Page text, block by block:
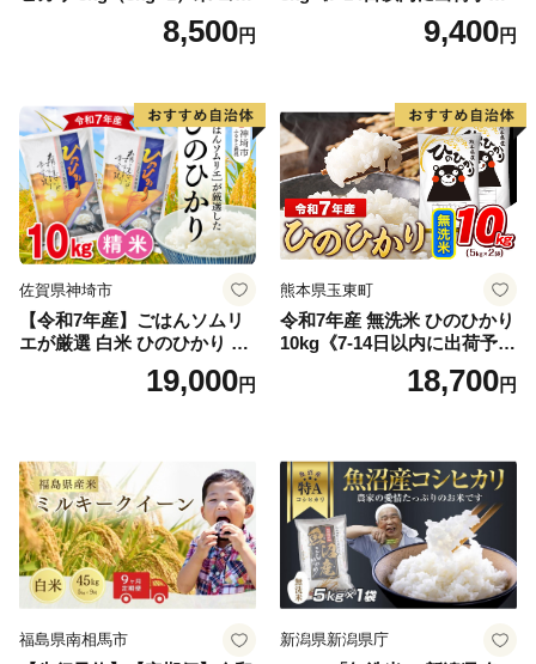
ヒカリ こしひかり お米 白米
精米 5キロ おこめ こめ コメ
野町産 Elevation
8,500円
(土日祝除く)》コメ 米 無洗米
高レビュー｜人気米 熊本県
9,400円
佐賀県神埼市
【令和7年産】ごはんソムリ
エが厳選 白米 ひのひかり 10
米 10kg 5kg×2 ひのひかり ブ
19,000円
熊本県玉東町
令和7年産 無洗米 ひのひかり
10kg《7-14日以内に出荷予定
(土日祝除く)》コメ 米 無洗米
令和7年産 高レビュー｜人気
18,700円
福島県南相馬市 新潟県新潟県庁